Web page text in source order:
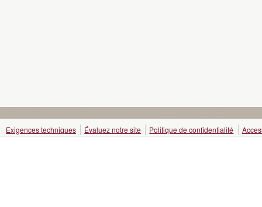
Exigences techniques Évaluez notre site Politique de confidentialité